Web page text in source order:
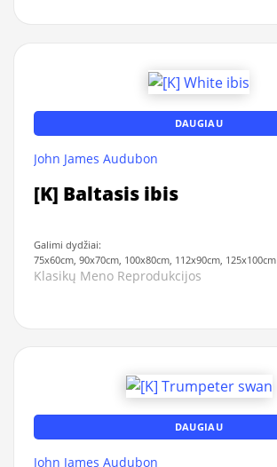
DAUGIAU
John James Audubon
[K] Baltasis ibis
Galimi dydžiai:
75x60cm, 90x70cm, 100x80cm, 112x90cm, 125x100cm
Klasikų Meno Reprodukcijos
DAUGIAU
John James Audubon